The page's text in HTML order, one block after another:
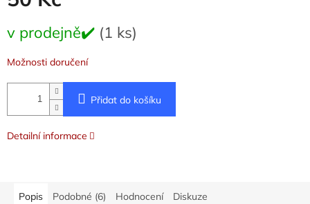
cena:
v prodejně✔️ (1 ks)
Možnosti doručení
Přidat do košíku
Detailní informace
Popis Podobné (6) Hodnocení Diskuze